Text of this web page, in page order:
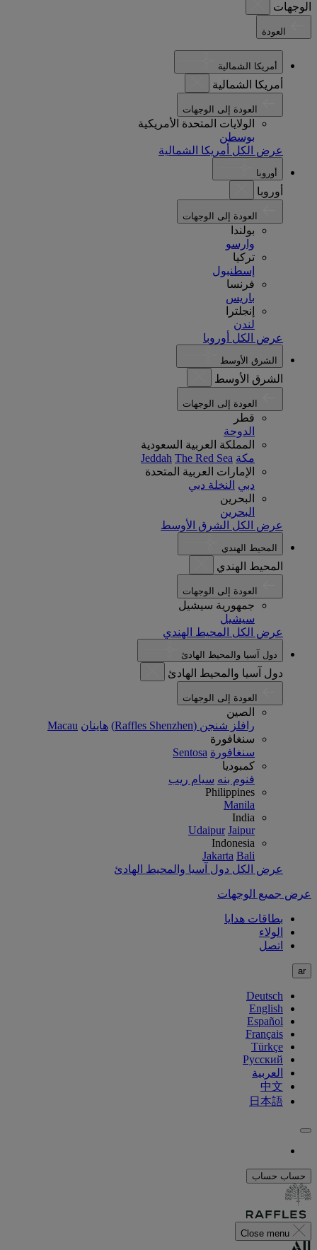
الوجهات
أمريكا الشمالية
أمريكا الشمالية
الولايات المتحدة الأمريكية
بوسطن
عرض الكل أمريكا الشمالية
أوروبا
أوروبا
بولندا
وارسو
تركيا
إسطنبول
فرنسا
باريس
إنجلترا
لندن
عرض الكل أوروبا
الشرق الأوسط
الشرق الأوسط
قطر
الدوحة
المملكة العربية السعودية
مكة
Jeddah The Red Sea
الإمارات العربية المتحدة
دبي النخلة دبي
البحرين
البحرين
عرض الكل الشرق الأوسط
المحيط الهندي
المحيط الهندي
جمهورية سيشيل
سيشيل
عرض الكل المحيط الهندي
دول آسيا والمحيط الهادئ
دول آسيا والمحيط الهادئ
الصين
رافلز شنجن (Raffles Shenzhen)
هاينان Macau
سنغافورة
سنغافورة Sentosa
كمبوديا
فنوم بنه سيام ريب
Philippines
Manila
India
Udaipur Jaipur
Indonesia
Jakarta Bali
عرض الكل دول آسيا والمحيط الهادئ
عرض جميع الوجهات
بطاقات هدايا
الولاء
اتصل
ar
Deutsch
English
Español
Français
Türkçe
Русский
العربية
中文
日本語
حساب حساب
Close menu